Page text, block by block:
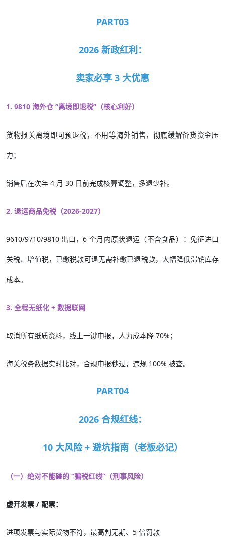
PART03
2026 新政红利：
卖家必享 3 大优惠
1. 9810 海外仓 “离境即退税”（核心利好）
货物报关离境即可预退税，不用等海外销售，彻底缓解备货资金压
力；
销售后在次年 4 月 30 日前完成核算调整，多退少补。
2. 退运商品免税（2026-2027）
9610/9710/9810 出口，6 个月内原状退运（不含食品）：免征进口
关税、增值税，已缴税款可退无需补缴已退税款，大幅降低滞销库存
成本。
3. 全程无纸化 + 数据联网
取消所有纸质资料，线上一键申报，人力成本降 70%；
海关税务数据实时比对，合规申报秒过，违规 100% 被查。
PART04
2026 合规红线：
10 大风险 + 避坑指南（老板必记）
（一）绝对不能碰的 “骗税红线”（刑事风险）
虚开发票 / 配票：
进项发票与实际货物不符，最高判无期、5 倍罚款